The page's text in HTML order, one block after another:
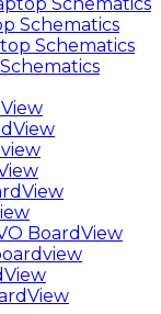
Schematics
Schematics
BoardView